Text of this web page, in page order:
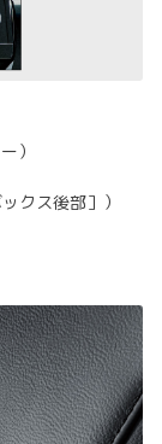
）
クス後部］）